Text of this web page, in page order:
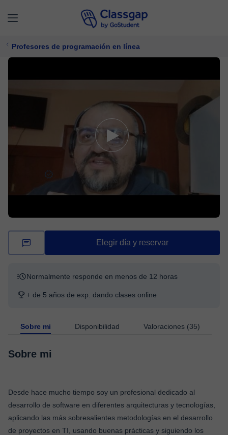
Profesores de programación en línea
282 clases
Elegir día y reservar
Normalmente responde en menos de 12 horas
+ de 5 años de exp. dando clases online
Sobre mi Disponibilidad Valoraciones (35)
Sobre mi
Desde hace mucho tiempo soy un profesional dedicado al
desarrollo de software en diferentes arquitecturas y tecnologías,
aplicando las más sobresalientes metodologías en el desarrollo
de proyectos en TI, usando buenas prácticas y siguiendo los